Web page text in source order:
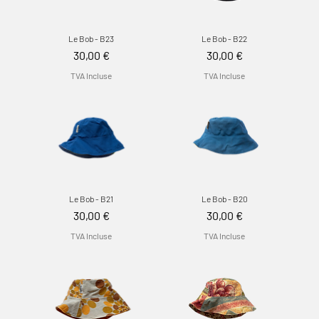
Le Bob - B23
Prix
30,00 €
TVA Incluse
Le Bob - B22
Prix
30,00 €
TVA Incluse
Le Bob - B21
Prix
30,00 €
TVA Incluse
Le Bob - B20
Prix
30,00 €
TVA Incluse